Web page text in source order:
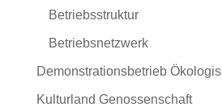
Betriebsstruktur
Betriebsnetzwerk
Demonstrationsbetrieb
Kulturland Genossenschaft